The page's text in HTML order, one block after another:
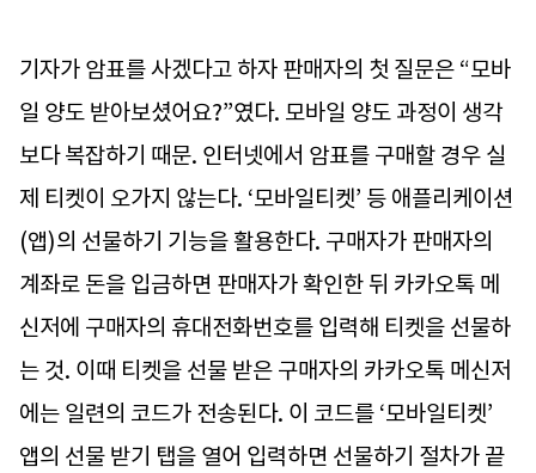
기자가 암표를 사겠다고 하자 판매자의 첫 질문은 “모바
일 양도 받아보셨어요?”였다. 모바일 양도 과정이 생각
보다 복잡하기 때문. 인터넷에서 암표를 구매할 경우 실
제 티켓이 오가지 않는다. ‘모바일티켓’ 등 애플리케이션
(앱)의 선물하기 기능을 활용한다. 구매자가 판매자의
계좌로 돈을 입금하면 판매자가 확인한 뒤 카카오톡 메
신저에 구매자의 휴대전화번호를 입력해 티켓을 선물하
는 것. 이때 티켓을 선물 받은 구매자의 카카오톡 메신저
에는 일련의 코드가 전송된다. 이 코드를 ‘모바일티켓’
앱의 선물 받기 탭을 열어 입력하면 선물하기 절차가 끝